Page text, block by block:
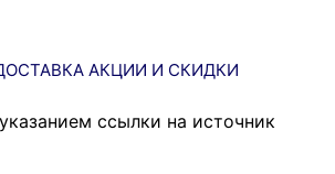
АКЦИИ И СКИДКИ
ссылки на источник